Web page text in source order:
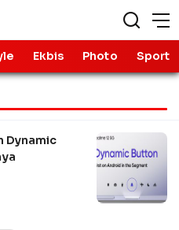
Ekbis Photo Sport
Dynamic